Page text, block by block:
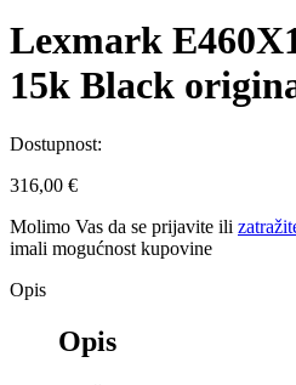
Lexmark
15k Black
Dostupnost:
316,00 €
Molimo Vas da se prijavite ili
imali mogućnost kupovine
Opis
Opis